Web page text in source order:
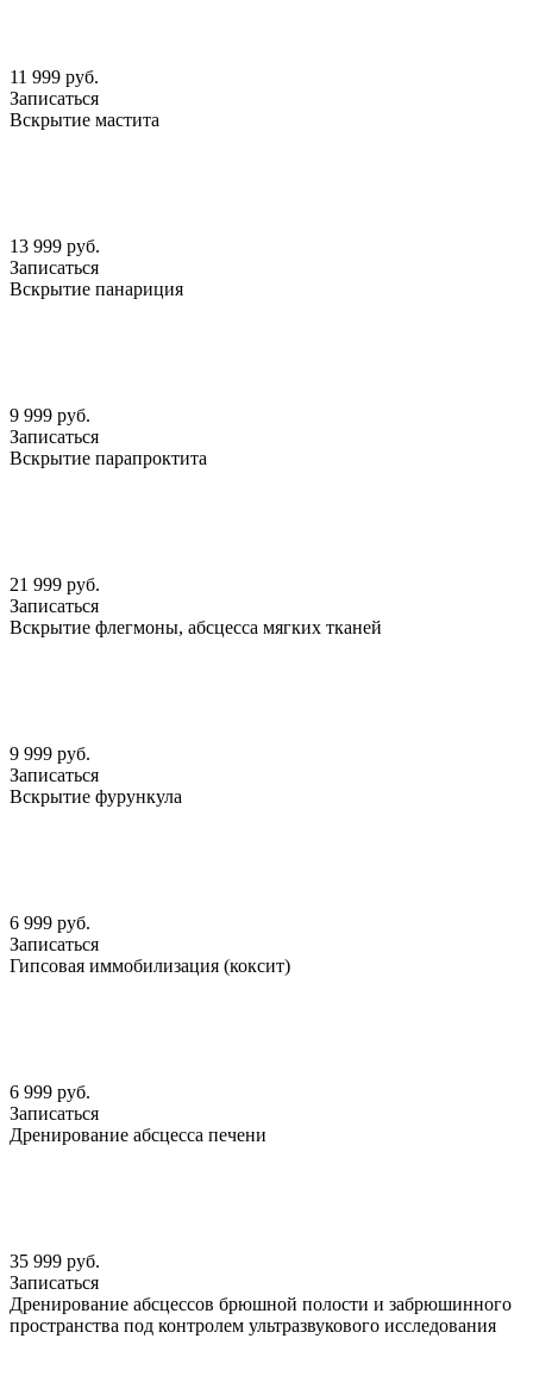
11 999 руб.
Записаться
Вскрытие мастита
13 999 руб.
Записаться
Вскрытие панариция
9 999 руб.
Записаться
Вскрытие парапроктита
21 999 руб.
Записаться
Вскрытие флегмоны, абсцесса мягких тканей
9 999 руб.
Записаться
Вскрытие фурункула
6 999 руб.
Записаться
Гипсовая иммобилизация (коксит)
6 999 руб.
Записаться
Дренирование абсцесса печени
35 999 руб.
Записаться
Дренирование абсцессов брюшной полости и забрюшинного
пространства под контролем ультразвукового исследования